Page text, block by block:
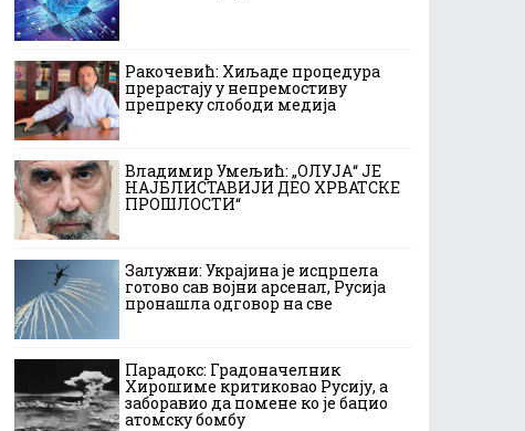
Ракочевић: Хиљаде процедура
прерастају у непремостиву
препреку слободи медија
Владимир Умељић: „ОЛУЈА“ ЈЕ
НАЈБЛИСТАВИЈИ ДЕО ХРВАТСКЕ
ПРОШЛОСТИ“
Залужни: Украјина је исцрпела
готово сав војни арсенал, Русија
пронашла одговор на све
Парадокс: Градоначелник
Хирошиме критиковао Русију, а
заборавио да помене ко је бацио
атомску бомбу